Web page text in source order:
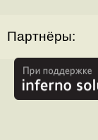
Партнёры: